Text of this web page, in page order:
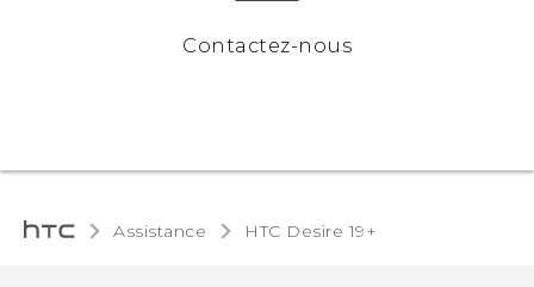
Contactez-nous
Assistance ‎HTC Desire 19+‎‎